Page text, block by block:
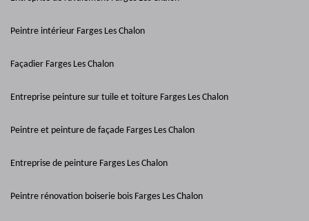
Peintre intérieur Farges Les Chalon
Façadier Farges Les Chalon
Entreprise peinture sur tuile et toiture Farges Les Chalon
Peintre et peinture de façade Farges Les Chalon
Entreprise de peinture Farges Les Chalon
Peintre rénovation boiserie bois Farges Les Chalon